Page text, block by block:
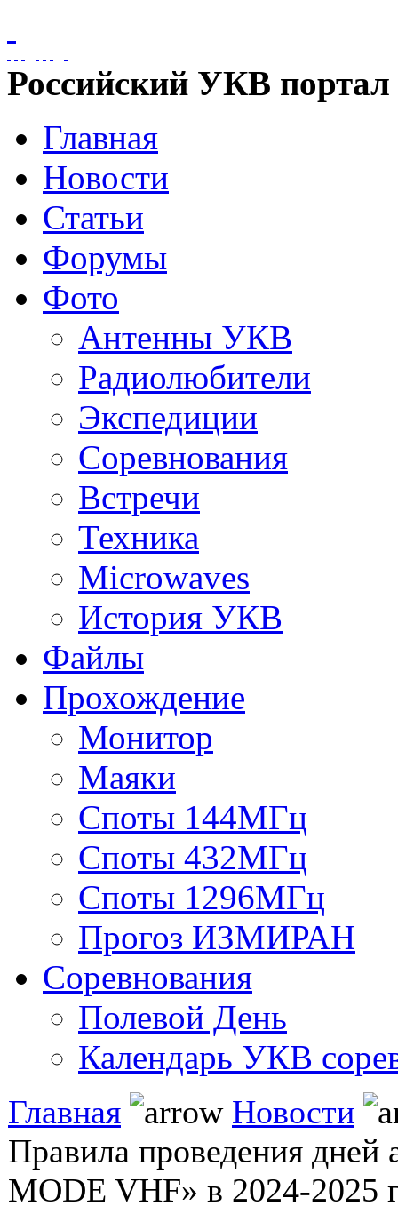
Российский УКВ портал
Главная
Новости
Статьи
Форумы
Фото
Антенны УКВ
Радиолюбители
Экспедиции
Соревнования
Встречи
Техника
Microwaves
История УКВ
Файлы
Прохождение
Монитор
Маяки
Споты 144МГц
Споты 432МГц
Споты 1296МГц
Прогоз ИЗМИРАН
Соревнования
Полевой День
Календарь УКВ
Главная
Новости
Правила проведения
MODE VHF» в 2024-2025